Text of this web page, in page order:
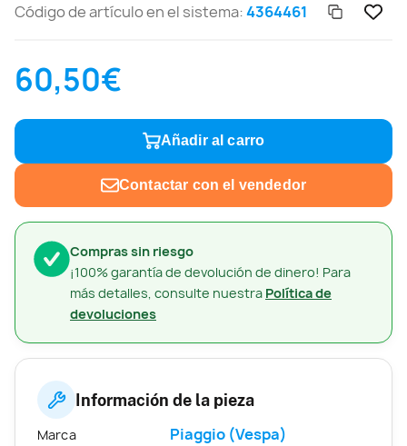
Compras sin riesgo
¡100% garantía de devolución de dinero! Para
más detalles, consulte nuestra Política de
devoluciones
Código de artículo en el sistema:4364461
60,50€
Añadir al carro
Contactar con el vendedor
Información de la pieza
Marca Piaggio (Vespa)